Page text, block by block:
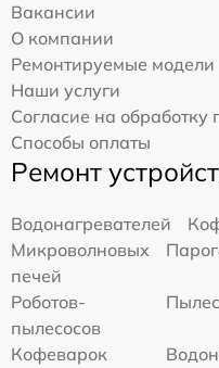
Вакансии
О компании
Ремонтируемые модели
Наши услуги
Согласие на
Способы оплаты
Ремонт
Водонагревателей
Микроволновых
печей
Роботов-
пылесосов
Кофеварок